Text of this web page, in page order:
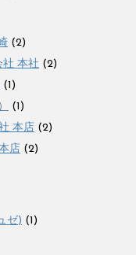
(2)
社 本社 (2)
(1)
(1)
本店 (2)
店 (2)
ゼ) (1)